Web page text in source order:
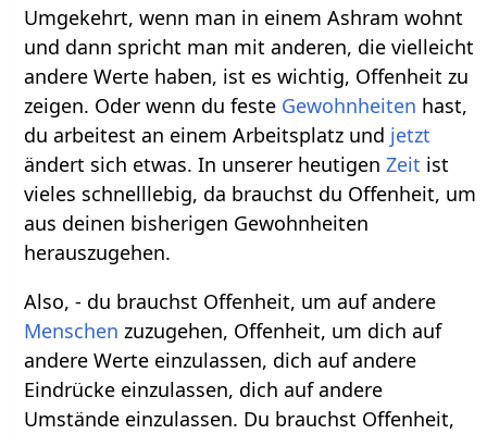
Umgekehrt, wenn man in einem Ashram wohnt
und dann spricht man mit anderen, die vielleicht
andere Werte haben, ist es wichtig, Offenheit zu
zeigen. Oder wenn du feste Gewohnheiten hast,
du arbeitest an einem Arbeitsplatz und jetzt
ändert sich etwas. In unserer heutigenZeit ist
vieles schnelllebig, da brauchst du Offenheit, um
aus deinen bisherigen Gewohnheiten
herauszugehen.
Also, - du brauchst Offenheit, um auf andere
Menschen zuzugehen, Offenheit, um dich auf
andere Werte einzulassen, dich auf andere
Eindrücke einzulassen, dich auf andere
Umstände einzulassen. Du brauchst Offenheit,